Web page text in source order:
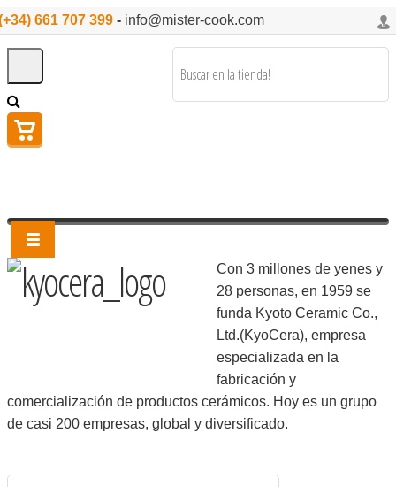
661 707 399 - info@mister-cook.com
Con 3 millones de yenes y
28 personas, en 1959 se
funda Kyoto Ceramic Co.,
Ltd.(KyoCera), empresa
especializada en la
fabricación y
comercialización de productos cerámicos. Hoy es un grupo
de casi 200 empresas, global y diversificado.